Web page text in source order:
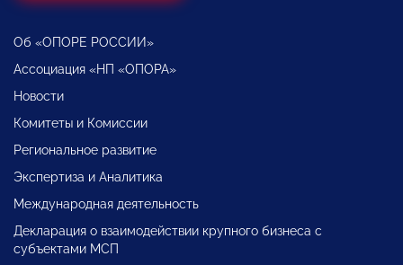
Об «ОПОРЕ РОССИИ»
Ассоциация «НП «ОПОРА»
Новости
Комитеты и Комиссии
Региональное развитие
Экспертиза и Аналитика
Международная деятельность
Декларация о взаимодействии крупного бизнеса с
субъектами МСП